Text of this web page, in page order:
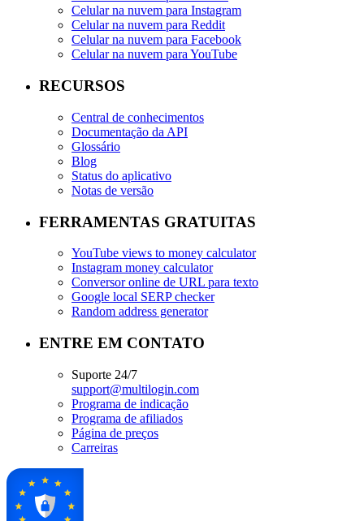
Celular na nuvem para Instagram
Celular na nuvem para Reddit
Celular na nuvem para Facebook
Celular na nuvem para YouTube
RECURSOS
Central de conhecimentos
Documentação da API
Glossário
Blog
Status do aplicativo
Notas de versão
FERRAMENTAS GRATUITAS
YouTube views to money calculator
Instagram money calculator
Conversor online de URL para texto
Google local SERP checker
Random address generator
ENTRE EM CONTATO
Suporte 24/7
support@multilogin.com
Programa de indicação
Programa de afiliados
Página de preços
Carreiras